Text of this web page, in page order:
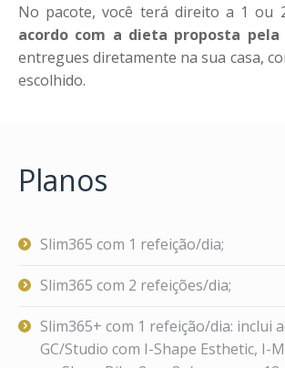
No pacote, você terá direito a 1 ou
acordo com a dieta proposta pela
entregues diretamente na sua casa,
escolhido.
Planos
Slim365 com 1 refeição/dia;
Slim365 com 2 refeições/dia;
Slim365+ com 1 refeição/dia: inclui
GC/Studio com I-Shape Esthetic, I-